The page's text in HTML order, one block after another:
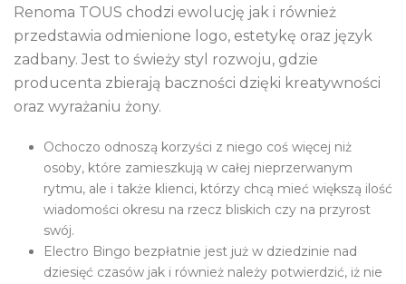
Renoma TOUS chodzi ewolucję jak i również
przedstawia odmienione logo, estetykę oraz język
zadbany. Jest to świeży styl rozwoju, gdzie
producenta zbierają baczności dzięki kreatywności
oraz wyrażaniu żony.
Ochoczo odnoszą korzyści z niego coś więcej niż
osoby, które zamieszkują w całej nieprzerwanym
rytmu, ale i także klienci, którzy chcą mieć większą ilość
wiadomości okresu na rzecz bliskich czy na przyrost
swój.
Electro Bingo bezpłatnie jest już w dziedzinie nad
dziesięć czasów jak i również należy potwierdzić, iż nie